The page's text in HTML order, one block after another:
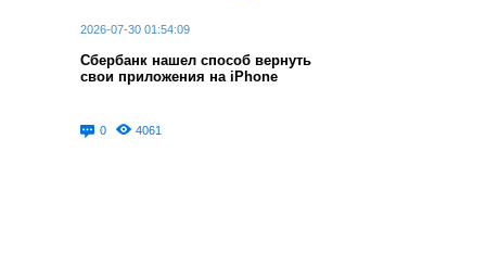
2026-07-30 01:54:09
Сбербанк нашел способ вернуть
свои приложения на iPhone
0 4061